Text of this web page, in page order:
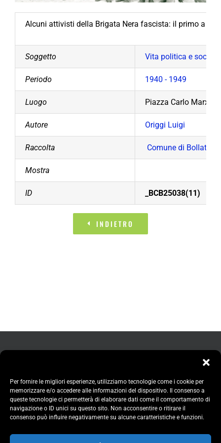
Per fornire le migliori esperienze, utilizziamo tecnologie come i cookie per
memorizzare e/o accedere alle informazioni del dispositivo. Il consenso a
queste tecnologie ci permetterà di elaborare dati come il comportamento di
navigazione o ID unici su questo sito. Non acconsentire o ritirare il
consenso può influire negativamente su alcune caratteristiche e funzioni.
Alcuni attivisti della Brigata Nera fascista: il primo a
Soggetto Vita politica e sociale
Periodo 1940 - 1949
Luogo Piazza Carlo Marx
Autore Origgi Luigi
Raccolta Comune di Bollate
Mostra
ID _BCB25038(11)
INDIETRO